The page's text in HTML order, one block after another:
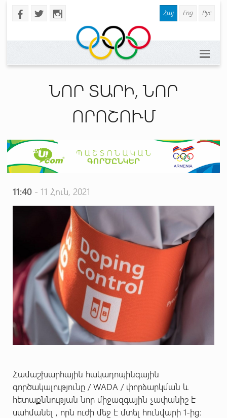
b a x Հայ Eng Рус
ՆՈՐ ՏԱՐԻ, ՆՈՐ
ՈՐՈՇՈՒՄ
11:40- 11 Հուն, 2021
Համաշխարհային հակադոպինգային
գործակալությունը / WADA / փորձարկման և
հետաքննության նոր միջազգային չափանիշ է
սահմանել , որն ուժի մեջ է մտել հունվարի 1-ից։